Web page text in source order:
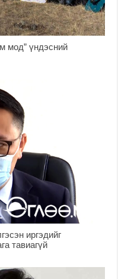
мод” үндэсний
иргэдийг
тавиагүй